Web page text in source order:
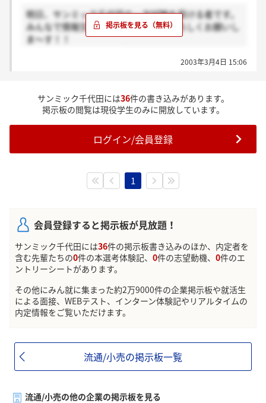
明日、サンミック千代田の一次試験を受ける者です。
みんなで情報交換していきたいのでよろしくお願いし
ま～す！！
2003年3月4日 15:06
サンミック千代田には36件の書き込みがあります。
掲示板の閲覧は現役学生のみに開放しています。
ログイン/会員登録
1
会員登録すると掲示板が見放題！
サンミック千代田には36件の掲示板書き込みのほか、内定者を
含む先輩たちの0件の本選考体験記、 0件の志望動機、 0件のエ
ントリーシートがあります。
その他にみん就に集まった約2万9000件の企業掲示板や就活生
による面接、WEBテスト、インターン体験記やリアルタイムの
内定情報をご覧いただけます。
流通/小売の掲示板一覧
流通/小売の他の企業の掲示板を見る